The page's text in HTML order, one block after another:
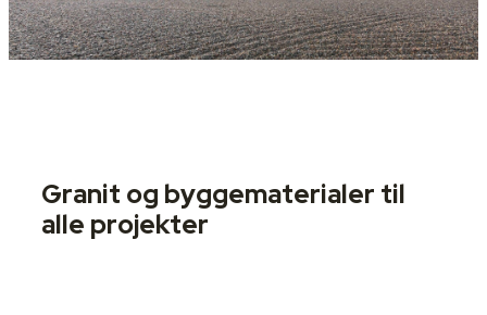
Granit og byggematerialer til
alle projekter